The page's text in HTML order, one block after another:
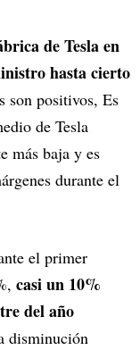
de Tesla en
hasta cierto
son positivos, Es
de Tesla
más baja y es
durante el
el primer
casi un 10%
del año
disminución